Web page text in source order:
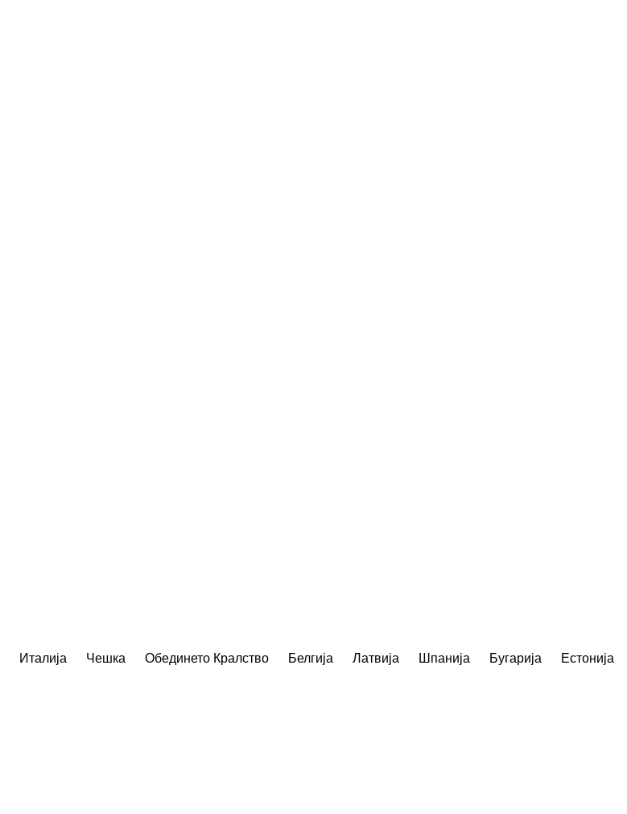
Италија Чешка Обединето Кралство Белгија Латвија Шпанија Бугарија
Естонија